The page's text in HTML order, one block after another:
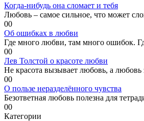
Когда-нибудь она сломает и тебя
Любовь – самое сильное, что может
00
Об ошибках в любви
Где много любви, там много ошибок.
00
Лев Толстой о красоте любви
Не красота вызывает любовь, а любовь
00
О пользе неразделённого чувства
Безответная любовь полезна для
00
Категории